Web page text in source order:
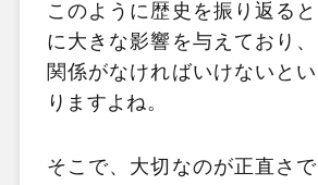
このように歴史を振り返る
に大きな影響を与えており
関係がなければいけないと
りますよね。
そこで、大切なのが正直さ